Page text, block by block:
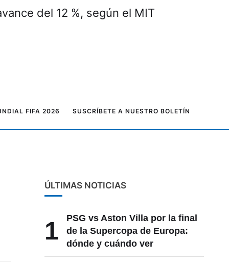
del 12 %, según el MIT
FIFA 2026 SUSCRÍBETE A NUESTRO BOLETÍN
ÚLTIMAS NOTICIAS
1
PSG vs Aston Villa por la final
de la Supercopa de Europa:
dónde y cuándo ver